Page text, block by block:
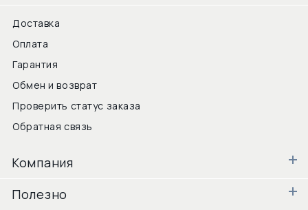
Доставка
Оплата
Гарантия
Обмен и возврат
Проверить статус заказа
Обратная связь
Компания
Полезно